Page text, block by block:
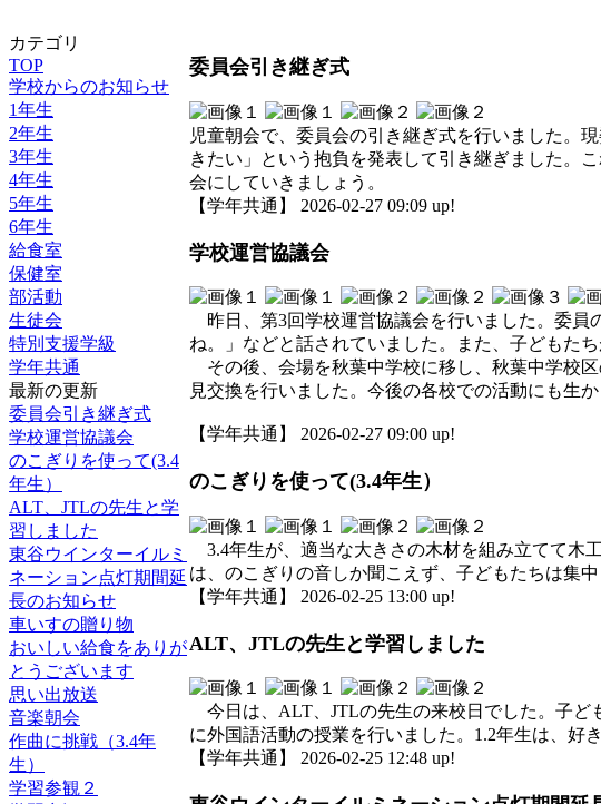
カテゴリ
TOP
学校からのお知らせ
1年生
2年生
3年生
4年生
5年生
6年生
給食室
保健室
部活動
生徒会
特別支援学級
学年共通
最新の更新
委員会引き継ぎ式
学校運営協議会
のこぎりを使って(3.4
年生）
ALT、JTLの先生と学
習しました
東谷ウインターイルミ
ネーション点灯期間延
長のお知らせ
車いすの贈り物
おいしい給食をありが
とうございます
思い出放送
音楽朝会
作曲に挑戦（3.4年
生）
学習参観２
委員会引き継ぎ式
児童朝会で、委員会の引き継ぎ式を行いました。
きたい」という抱負を発表して引き継ぎました。
会にしていきましょう。
【学年共通】 2026-02-27 09:09 up!
学校運営協議会
昨日、第3回学校運営協議会を行いました。委員
ね。」などと話されていました。また、子どもた
その後、会場を秋葉中学校に移し、秋葉中学校
見交換を行いました。今後の各校での活動にも生
【学年共通】 2026-02-27 09:00 up!
のこぎりを使って(3.4年生）
3.4年生が、適当な大きさの木材を組み立てて木
は、のこぎりの音しか聞こえず、子どもたちは集中
【学年共通】 2026-02-25 13:00 up!
ALT、JTLの先生と学習しました
今日は、ALT、JTLの先生の来校日でした。子ど
に外国語活動の授業を行いました。1.2年生は、好
【学年共通】 2026-02-25 12:48 up!